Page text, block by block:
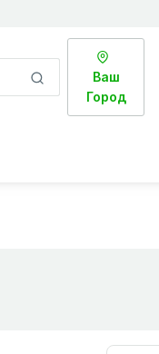
Ваш
Город